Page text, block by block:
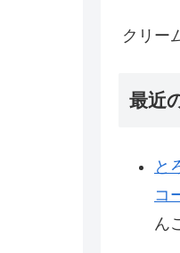
クリー
最近
と
コ
ん